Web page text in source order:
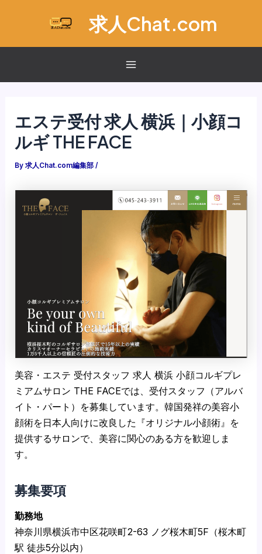
求人Chat.com
エステ受付 求人 横浜｜小顔コ
ルギ THE FACE
By求人Chat.com編集部/
美容・エステ 受付スタッフ 求人 横浜 小顔コルギプレ
ミアムサロン THE FACEでは、受付スタッフ（アルバ
イト・パート）を募集しています。韓国発祥の美容小
顔術を日本人向けに改良した『オリジナル小顔術』を
提供するサロンで、美容に関心のある方を歓迎しま
す。
募集要項
勤務地
神奈川県横浜市中区花咲町2-63 ノグ桜木町5F（桜木町
駅 徒歩5分以内）